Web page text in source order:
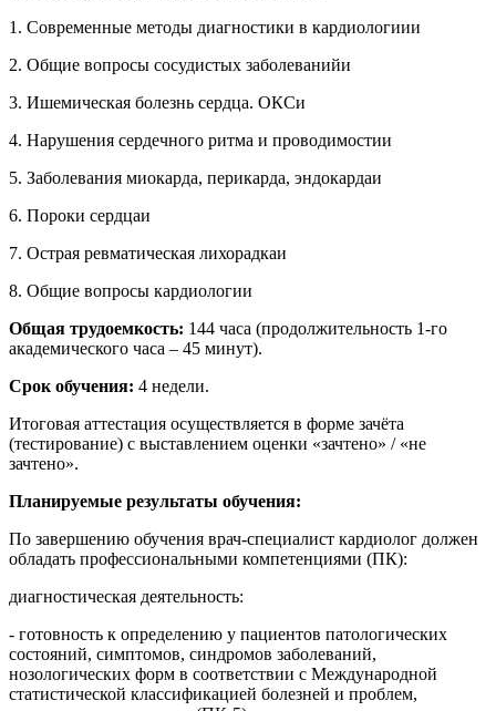
1. Современные методы диагностики в кардиологиии
2. Общие вопросы сосудистых заболеванийи
3. Ишемическая болезнь сердца. ОКСи
4. Нарушения сердечного ритма и проводимостии
5. Заболевания миокарда, перикарда, эндокардаи
6. Пороки сердцаи
7. Острая ревматическая лихорадкаи
8. Общие вопросы кардиологии
Общая трудоемкость: 144 часа (продолжительность 1-го
академического часа – 45 минут).
Срок обучения: 4 недели.
Итоговая аттестация осуществляется в форме зачёта
(тестирование) с выставлением оценки «зачтено» / «не
зачтено».
Планируемые результаты обучения:
По завершению обучения врач-специалист кардиолог должен
обладать профессиональными компетенциями (ПК):
диагностическая деятельность:
- готовность к определению у пациентов патологических
состояний, симптомов, синдромов заболеваний,
нозологических форм в соответствии с Международной
статистической классификацией болезней и проблем,